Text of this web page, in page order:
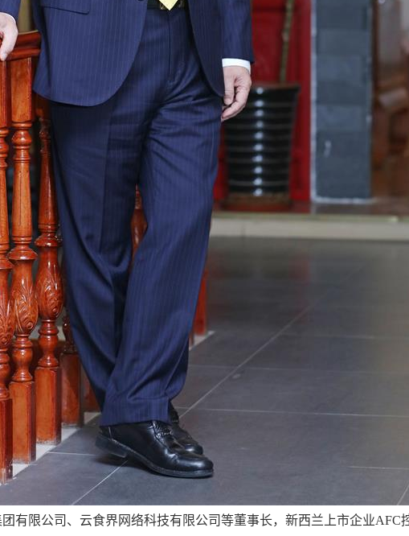
有限公司、云食界网络科技有限公司等董事长，新西兰上市企业AFC